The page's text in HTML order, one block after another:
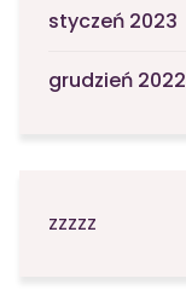
styczeń 2023
grudzień 2022
zzzzz